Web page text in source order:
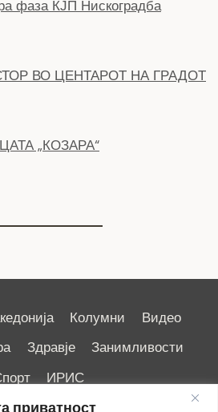
приватност
фаза КЈП Нискоградба
ВО ЦЕНТАРОТ НА ГРАДОТ
„КОЗАРА“
Колумни
Видео
Здравје
Занимливости
ИРИС